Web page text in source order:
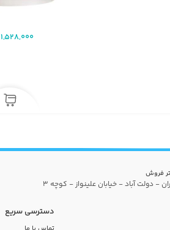
1,528,000
فروش
- دولت آباد - خیابان علینواز - کوچه 3
دسترسی سریع